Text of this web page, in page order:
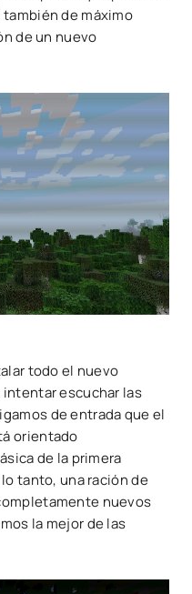
de máximo
de un nuevo
todo el nuevo
escuchar las
de entrada que el
orientado
de la primera
tanto, una ración de
nuevos
la mejor de las